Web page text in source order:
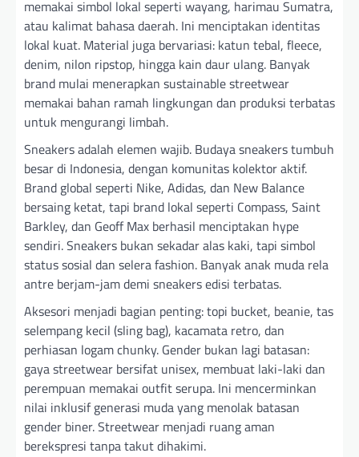
memakai simbol lokal seperti wayang, harimau Sumatra,
atau kalimat bahasa daerah. Ini menciptakan identitas
lokal kuat. Material juga bervariasi: katun tebal, fleece,
denim, nilon ripstop, hingga kain daur ulang. Banyak
brand mulai menerapkan sustainable streetwear
memakai bahan ramah lingkungan dan produksi terbatas
untuk mengurangi limbah.
Sneakers adalah elemen wajib. Budaya sneakers tumbuh
besar di Indonesia, dengan komunitas kolektor aktif.
Brand global seperti Nike, Adidas, dan New Balance
bersaing ketat, tapi brand lokal seperti Compass, Saint
Barkley, dan Geoff Max berhasil menciptakan hype
sendiri. Sneakers bukan sekadar alas kaki, tapi simbol
status sosial dan selera fashion. Banyak anak muda rela
antre berjam-jam demi sneakers edisi terbatas.
Aksesori menjadi bagian penting: topi bucket, beanie, tas
selempang kecil (sling bag), kacamata retro, dan
perhiasan logam chunky. Gender bukan lagi batasan:
gaya streetwear bersifat unisex, membuat laki-laki dan
perempuan memakai outfit serupa. Ini mencerminkan
nilai inklusif generasi muda yang menolak batasan
gender biner. Streetwear menjadi ruang aman
berekspresi tanpa takut dihakimi.